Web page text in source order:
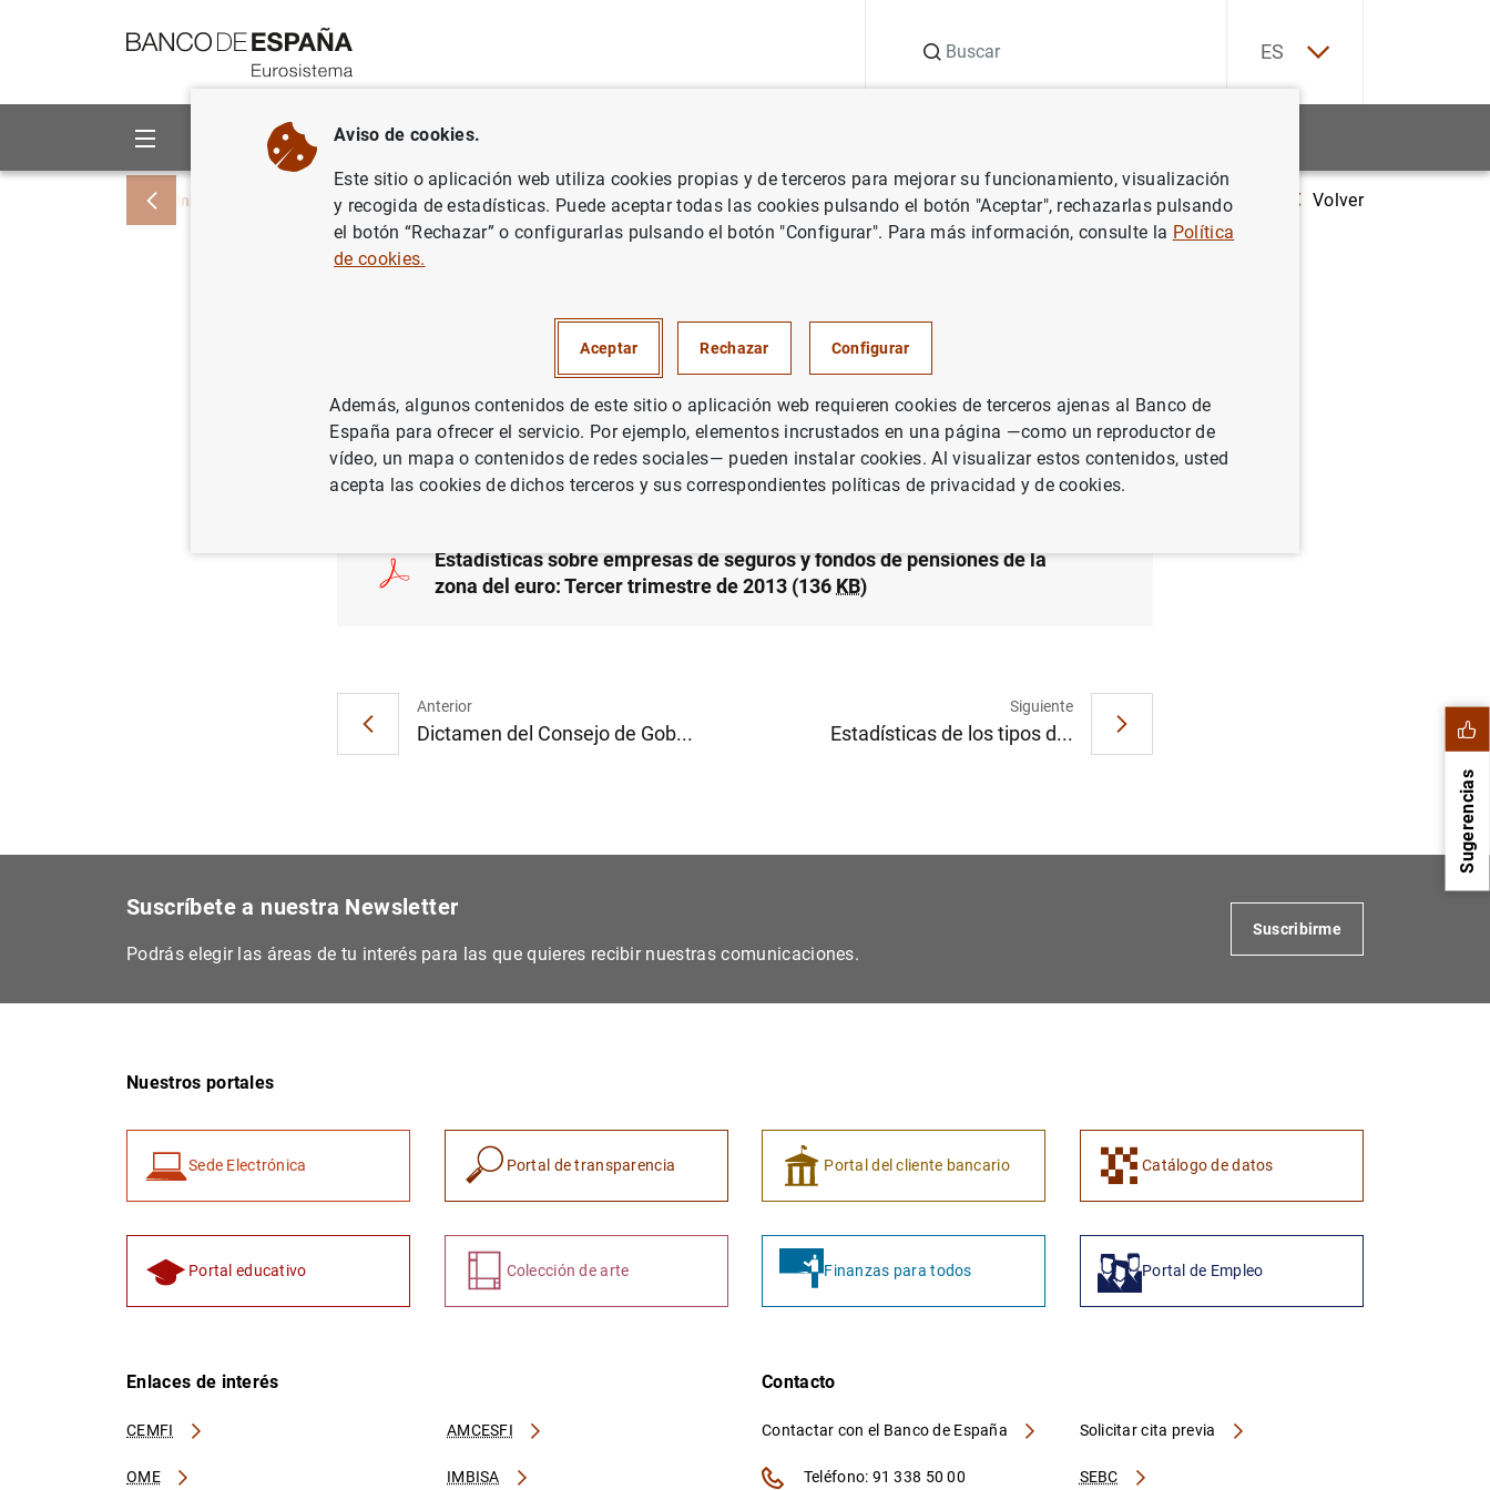
ES
Sobre el Banco Áreas de actuación
Inicio Noticias y eventos Noticias del Banco Central Europeo Notas de prensa del Banco Central Europeo Estadísticas sobre empresas de seguros y fondos de pensiones de
Volver
fondos de pensiones de la zona del euro: Tercer
trimestre de 2013
08/01/2014
Estadísticas sobre empresas de seguros y fondos de pensiones de la
zona del euro: Tercer trimestre de 2013 (136 KB)
Anterior
Dictamen del Consejo de Gob...
Siguiente
Estadísticas de los tipos d...
Sugerencias
Suscríbete a nuestra Newsletter
Podrás elegir las áreas de tu interés para las que quieres recibir nuestras comunicaciones.
Suscribirme
Nuestros portales
Sede Electrónica Portal de transparencia Portal del cliente bancario Catálogo de datos
Portal educativo Colección de arte Finanzas para todos Portal de Empleo
Enlaces de interés
CEMFI AMCESFI
OME IMBISA
Contacto
Contactar con el Banco de España
SEBC
Solicitar cita previa
Teléfono: 91 338 50 00
Aviso de cookies.
Este sitio o aplicación web utiliza cookies propias y de terceros para mejorar su funcionamiento, visualización
y recogida de estadísticas. Puede aceptar todas las cookies pulsando el botón "Aceptar", rechazarlas pulsando
el botón “Rechazar” o configurarlas pulsando el botón "Configurar". Para más información, consulte la Política
de cookies.
Aceptar Rechazar Configurar
Además, algunos contenidos de este sitio o aplicación web requieren cookies de terceros ajenas al Banco de
España para ofrecer el servicio. Por ejemplo, elementos incrustados en una página —como un reproductor de
vídeo, un mapa o contenidos de redes sociales— pueden instalar cookies. Al visualizar estos contenidos, usted
acepta las cookies de dichos terceros y sus correspondientes políticas de privacidad y de cookies.